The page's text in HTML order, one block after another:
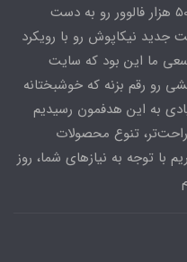
افتخار می کنیم که اعتماد نزدیک به 500 هزار فالوور رو به دست
جدید نیکاپوش رو با رویکرد
ما این بود که سایت
رو رقم بزنه که خوشبختانه
به این هدفمون رسیدیم
تنوع محصولات
با توجه به نیازهای شما، روز